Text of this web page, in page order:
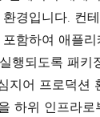
경입니다. 컨
함하여 애플
행되도록 패키
지어 프로덕션
하위 인프라로